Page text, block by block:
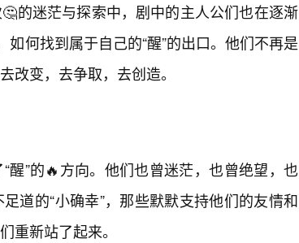
的迷茫与探索中，剧中的主人公们也在逐渐
如何找到属于自己的“醒”的出口。他们不再是
改变，去争取，去创造。
醒”的🔥方向。他们也曾迷茫，也曾绝望，也
道的“小确幸”，那些默默支持他们的友情和
重新站了起来。